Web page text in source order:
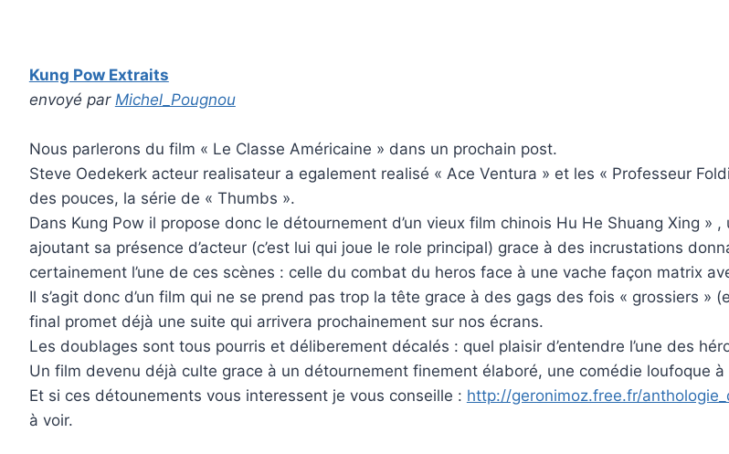
Kung Pow Extraits
envoyé par Michel_Pougnou
Nous parlerons du film « Le Classe Américaine » dans un prochain post.
Steve Oedekerk acteur realisateur a egalement realisé « Ace Ventura » et les « Professeur
des pouces, la série de « Thumbs ».
Dans Kung Pow il propose donc le détournement d’un vieux film chinois Hu He Shuang Xing
ajoutant sa présence d’acteur (c’est lui qui joue le role principal) grace à des incrustations
certainement l’une de ces scènes : celle du combat du heros face à une vache façon matrix
Il s’agit donc d’un film qui ne se prend pas trop la tête grace à des gags des fois « grossiers »
final promet déjà une suite qui arrivera prochainement sur nos écrans.
Les doublages sont tous pourris et déliberement décalés : quel plaisir d’entendre l’une des
Un film devenu déjà culte grace à un détournement finement élaboré, une comédie loufoque
Et si ces détounements vous interessent je vous conseille : http://geronimoz.free.fr/
à voir.